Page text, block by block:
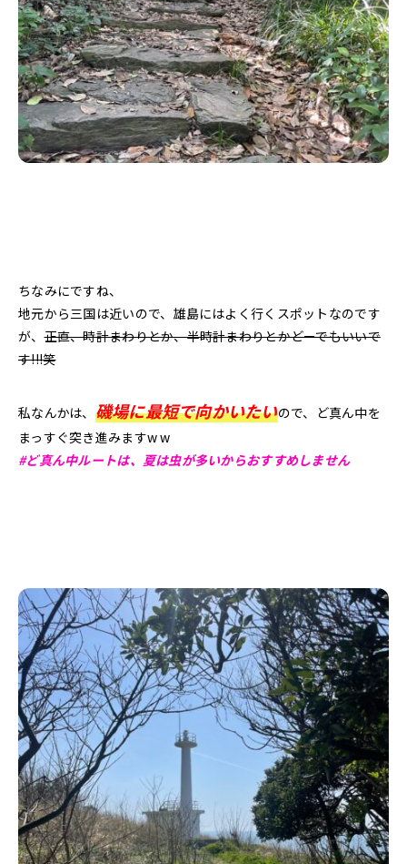
ちなみにですね、
地元から三国は近いので、雄島にはよく行くスポットなのです
が、正直、時計まわりとか、半時計まわりとかどーでもいいで
す!!!笑
私なんかは、 磯場に最短で向かいたいので、ど真ん中を
まっすぐ突き進みますw w
#ど真ん中ルートは、夏は虫が多いからおすすめしません